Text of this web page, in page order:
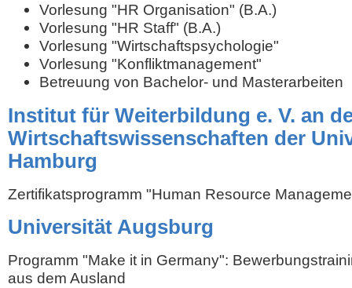
Vorlesung "HR Organisation" (B.A.)
Vorlesung "HR Staff" (B.A.)
Vorlesung "Wirtschaftspsychologie"
Vorlesung "Konfliktmanagement"
Betreuung von Bachelor- und Masterarbeiten
Institut für Weiterbildung e. V. an
Wirtschaftswissenschaften der
Hamburg
Zertifikatsprogramm "Human Resource
Universität Augsburg
Programm "Make it in Germany":
aus dem Ausland